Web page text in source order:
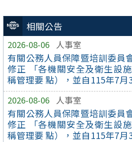
相關公告
2026-08-06 人事室
有關公務人員保障暨培訓委員
修正 「各機關安全及衛生設
稱管理要 點），並自115年7月
2026-08-06 人事室
有關公務人員保障暨培訓委員
修正 「各機關安全及衛生設
稱管理要 點），並自115年7月